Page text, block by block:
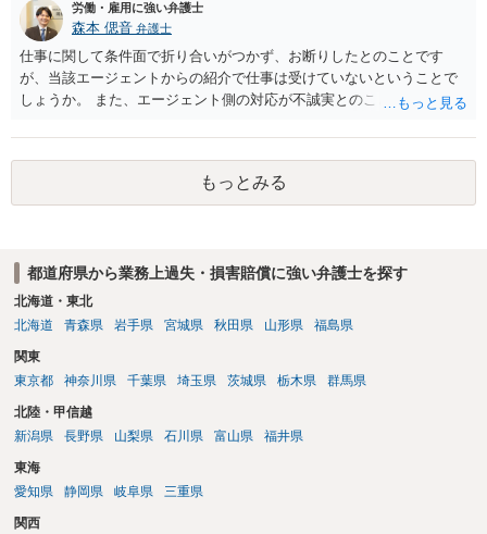
労働・雇用に強い弁護士
森本 偲音 弁護士
仕事に関して条件面で折り合いがつかず、お断りしたとのことです
が、当該エージェントからの紹介で仕事は受けていないということで
しょうか。 また、エージェント側の対応が不誠実とのことですが、具
ずは最寄りの法律事務所にご相談されてはいかがでしょうか。
もっとみる
都道府県から業務上過失・損害賠償に強い弁護士を探す
北海道・東北
北海道
青森県 岩手県 宮城県 秋田県 山形県 福島県
関東
東京都
神奈川県 千葉県 埼玉県 茨城県 栃木県 群馬県
北陸・甲信越
新潟県
長野県 山梨県 石川県 富山県 福井県
東海
愛知県
静岡県 岐阜県 三重県
関西